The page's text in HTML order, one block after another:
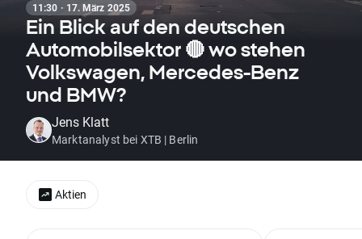
11:30 · 17. März 2025
Ein Blick auf den deutschen
Automobilsektor 🔴 wo stehen
Volkswagen, Mercedes-Benz
und BMW?
Jens Klatt
Marktanalyst bei XTB | Berlin
Aktien